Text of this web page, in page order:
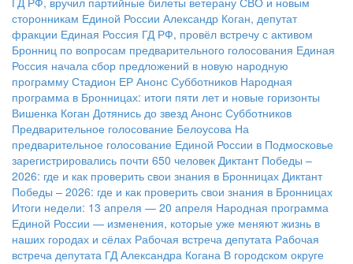
сторонникам Единой России Александр Коган, депутат
фракции Единая Россия ГД РФ, провёл встречу с активом
Бронниц по вопросам предварительного голосования Единая
Россия начала сбор предложений в новую народную
программу Стадион ЕР Анонс Субботников Народная
программа в Бронницах: итоги пяти лет и новые горизонты
Вишенка Коган Дотянись до звезд Анонс Субботников
Предварительное голосование Белоусова На
предварительное голосование Единой России в Подмосковье
зарегистрировались почти 650 человек Диктант Победы –
2026: где и как проверить свои знания в Бронницах Диктант
Победы – 2026: где и как проверить свои знания в Бронницах
Итоги недели: 13 апреля — 20 апреля Народная программа
Единой России — изменения, которые уже меняют жизнь в
наших городах и сёлах Рабочая встреча депутата Рабочая
встреча депутата ГД Александра Когана В городском округе